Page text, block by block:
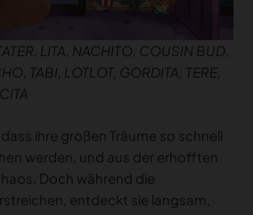
LITA, NACHITO, COUSIN BUD,
TABI, LOTLOT, GORDITA, TERE,
ihre großen Träume so schnell
werden, und aus der erhofften
Doch während die
entdeckt sie langsam,